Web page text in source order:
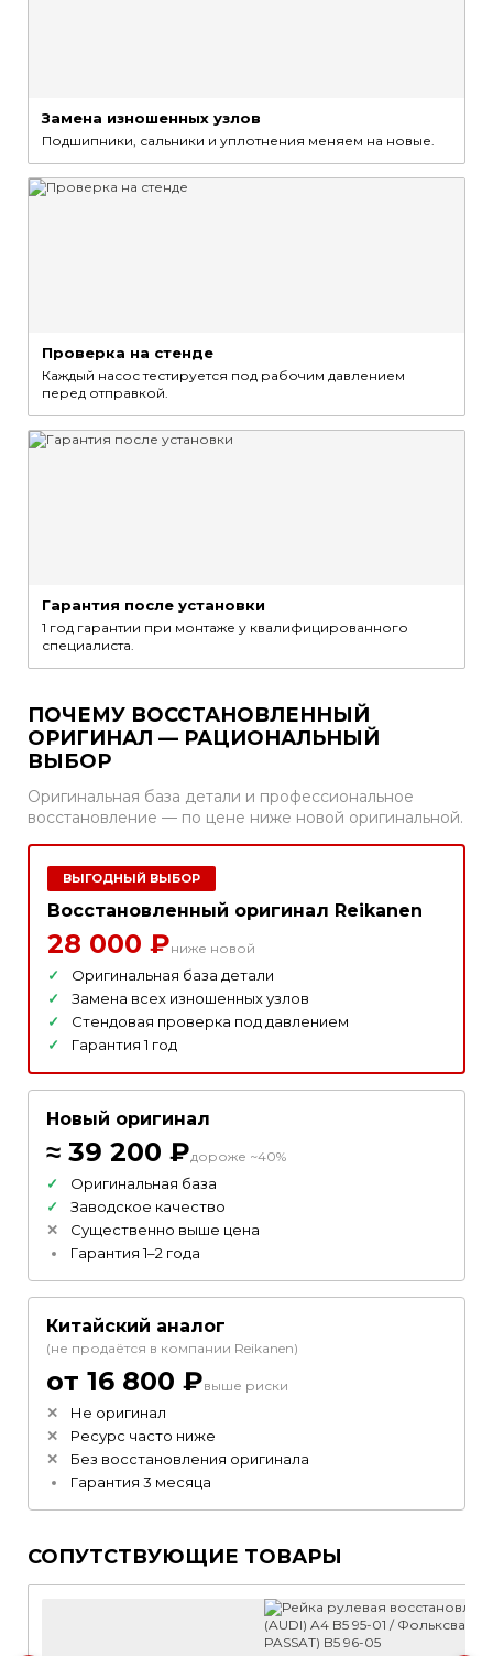
Замена изношенных узлов
Подшипники, сальники и уплотнения меняем на новые.
Проверка на стенде
Каждый насос тестируется под рабочим давлением
перед отправкой.
Гарантия после установки
1 год гарантии при монтаже у квалифицированного
специалиста.
ПОЧЕМУ ВОССТАНОВЛЕННЫЙ
ОРИГИНАЛ — РАЦИОНАЛЬНЫЙ
ВЫБОР
Оригинальная база детали и профессиональное
восстановление — по цене ниже новой оригинальной.
ВЫГОДНЫЙ ВЫБОР
Восстановленный оригинал Reikanen
28 000 ₽ниже новой
Оригинальная база детали
Замена всех изношенных узлов
Стендовая проверка под давлением
Гарантия 1 год
Новый оригинал
≈ 39 200 ₽дороже ~40%
Оригинальная база
Заводское качество
Существенно выше цена
Гарантия 1–2 года
Китайский аналог
(не продаётся в компании Reikanen)
от 16 800 ₽выше риски
Не оригинал
Ресурс часто ниже
Без восстановления оригинала
Гарантия 3 месяца
СОПУТСТВУЮЩИЕ ТОВАРЫ